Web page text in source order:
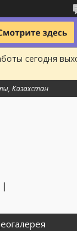
сегодня
Казахстан
|